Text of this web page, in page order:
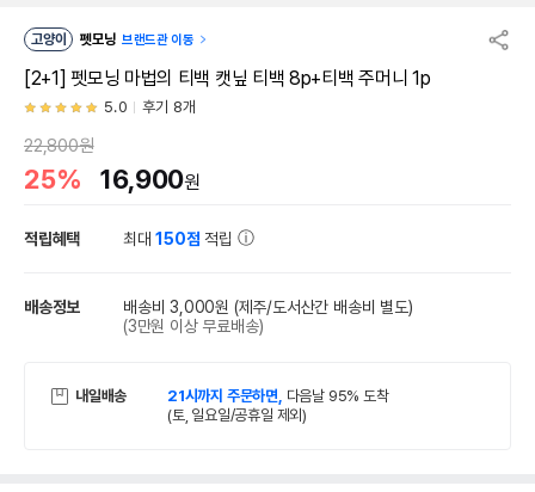
고양이 펫모닝 브랜드관 이동
[2+1] 펫모닝 마법의 티백 캣닢 티백 8p+티백 주머니 1p
5.0 후기 8개
22,800원
25% 16,900원
적립혜택 최대150점 적립
배송정보 배송비 3,000원 (제주/도서산간 배송비 별도)
(3만원 이상 무료배송)
내일배송 21시까지 주문하면, 다음날 95% 도착
(토, 일요일/공휴일 제외)